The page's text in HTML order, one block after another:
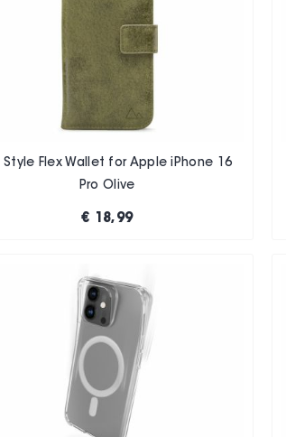
Style Flex Wallet for Apple iPhone 16
Pro Olive
€ 18,99